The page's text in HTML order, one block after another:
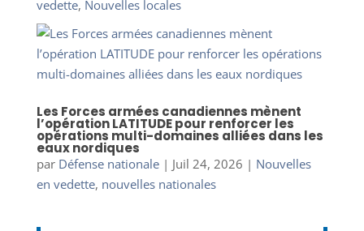
vedette, Nouvelles locales
Les Forces armées canadiennes mènent
l’opération LATITUDE pour renforcer les
opérations multi-domaines alliées dans les
eaux nordiques
par Défense nationale| Juil 24, 2026 | Nouvelles
en vedette, nouvelles nationales